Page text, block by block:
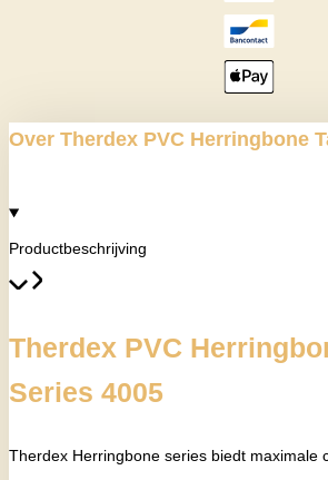
Over Therdex PVC Herringbone
Productbeschrijving
Therdex PVC
Series 4005
Therdex Herringbone series biedt maximale